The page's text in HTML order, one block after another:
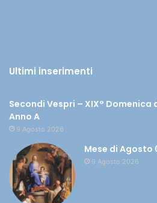
Ultimi inserimenti
Secondi Vespri – XIX°
Anno A
9 Agosto 2026
Mese di Agosto
9 Agosto 2026